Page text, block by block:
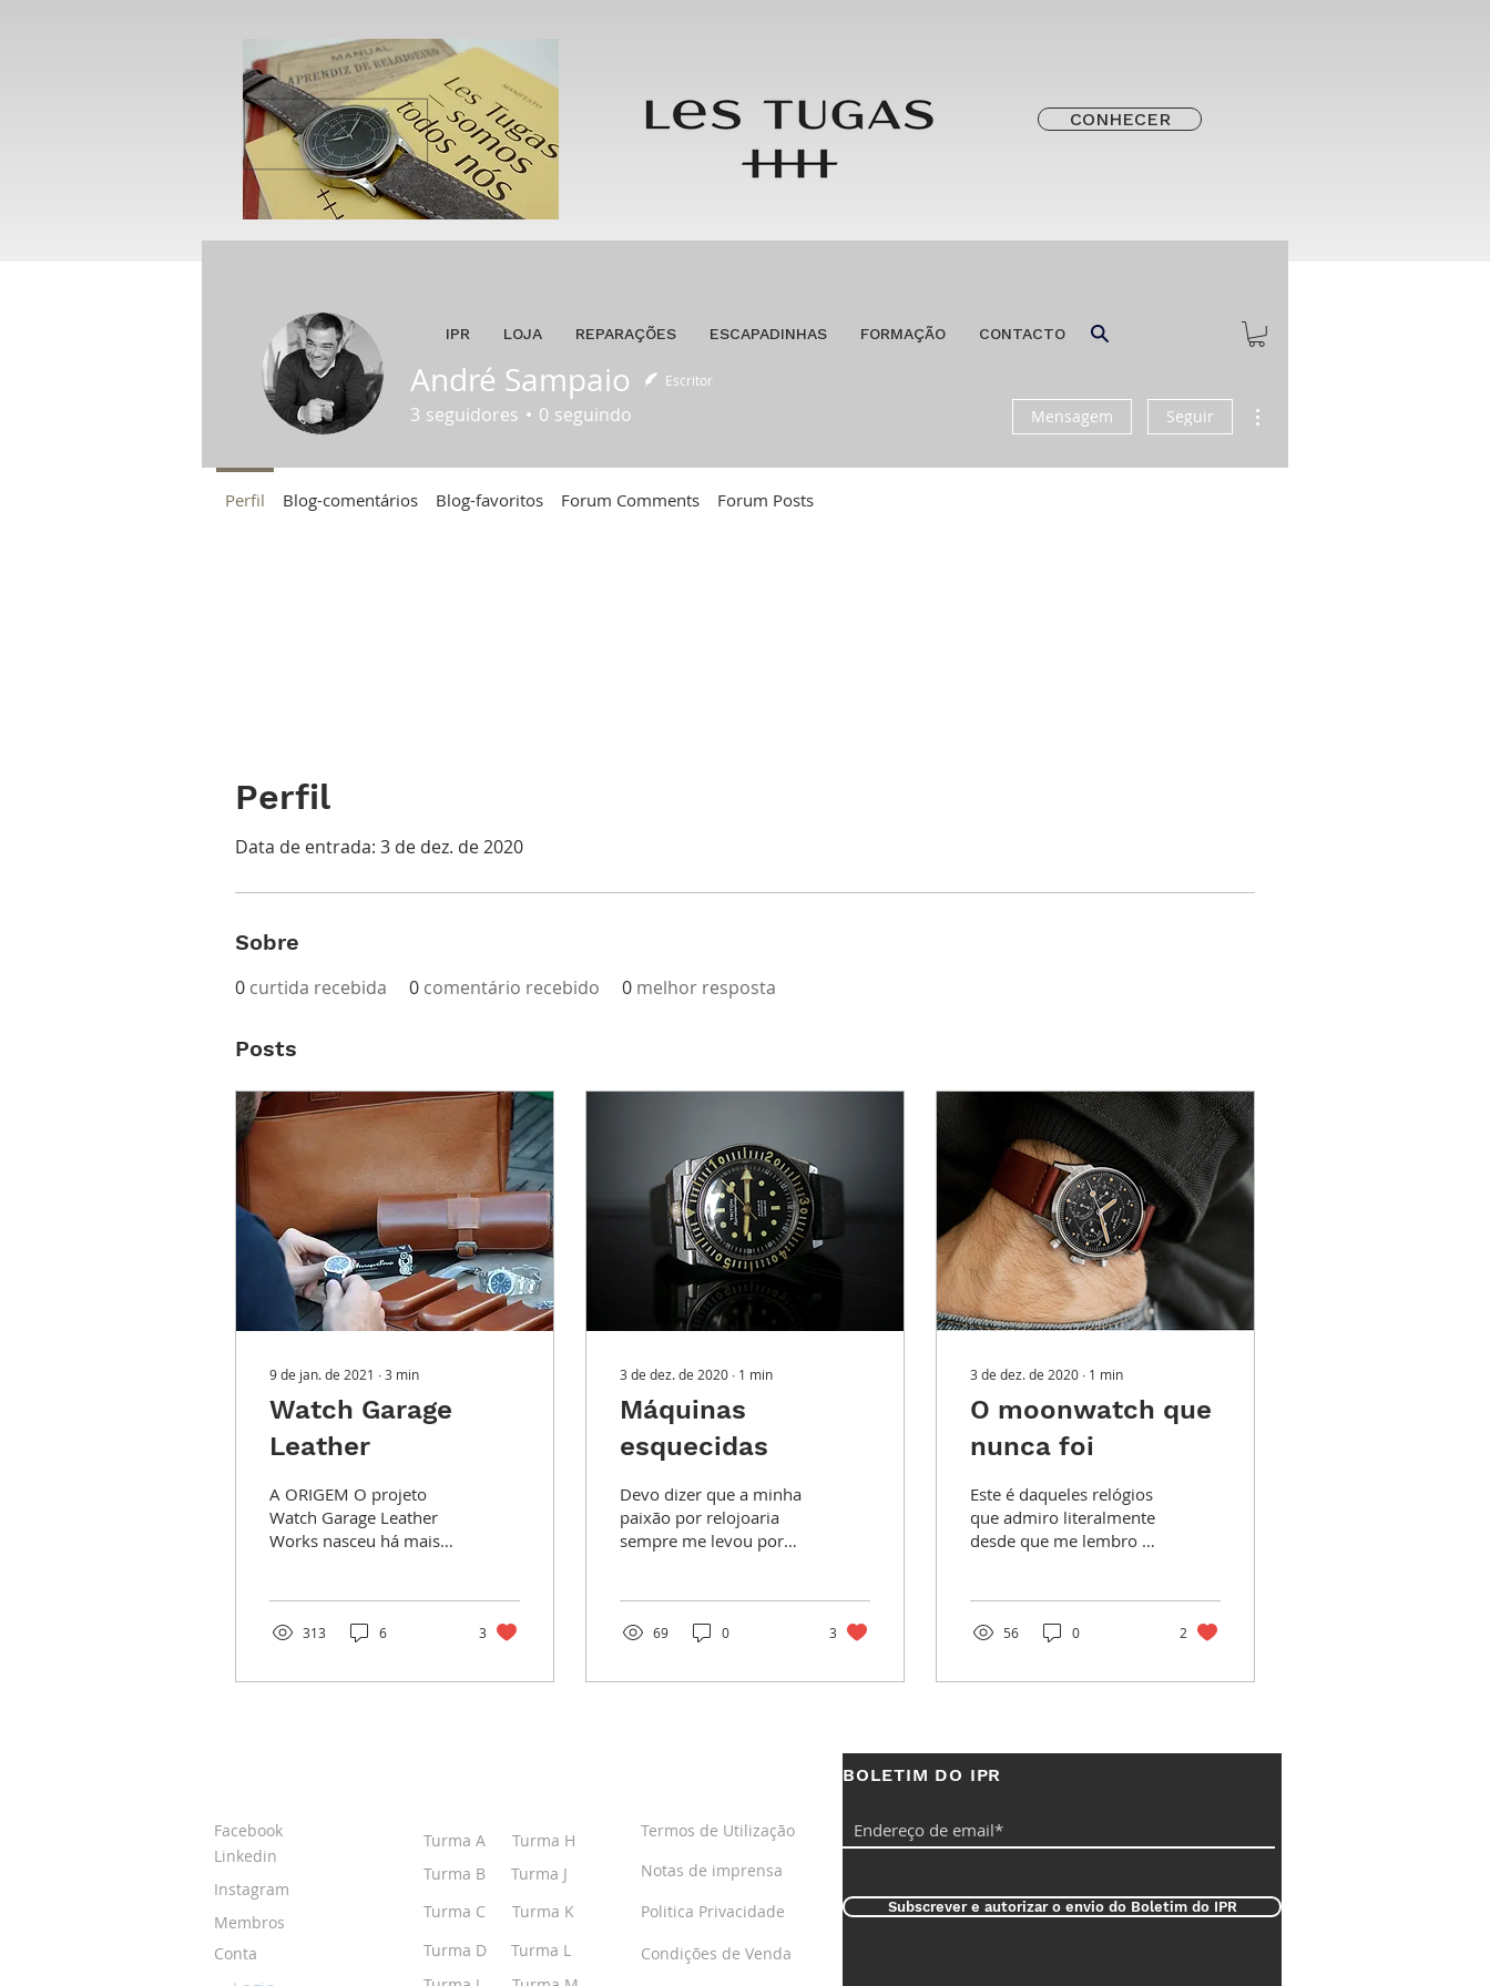
CONHECER
IPR LOJA REPARAÇÕES ESCAPADINHAS FORMAÇÃO CONTACTO
Perfil
Data de entrada: 3 de dez. de 2020
Sobre
0 curtida recebida 0 comentário recebido 0 melhor resposta
Posts
9 de jan. de 2021 ∙3 min
Watch Garage
Leather
A ORIGEM O projeto
Watch Garage Leather
Works nasceu há mais
313 6 3
3 de dez. de 2020 ∙ 1 min
Máquinas
esquecidas
Devo dizer que a minha
paixão por relojoaria
sempre me levou por
típicos...
69 0 3
3 de dez. de 2020 ∙ 1 min
O moonwatch que
nunca foi
Este é daqueles relógios
que admiro literalmente
desde que me lembro e
56 0 2
André Sampaio Escritor
3 seguidores 0 seguindo Mensagem Seguir
Perfil Blog-comentários Blog-favoritos Forum Comments Forum Posts
Facebook
Linkedin
Instagram
Membros
Conta
Turma A
Turma H
Turma B
Turma J
Turma C
Turma K
Turma D
Turma L
Termos de Utilização
Notas de imprensa
Politica Privacidade
Condições de Venda
BOLETIM DO IPR
Subscrever e autorizar o envio do Boletim do IPR